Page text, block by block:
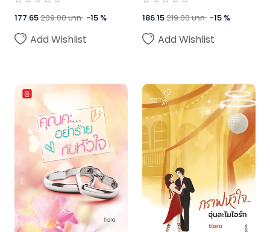
177.65209.00บาท -15 %
Add Wishlist
186.15219.00บาท -15 %
Add Wishlist